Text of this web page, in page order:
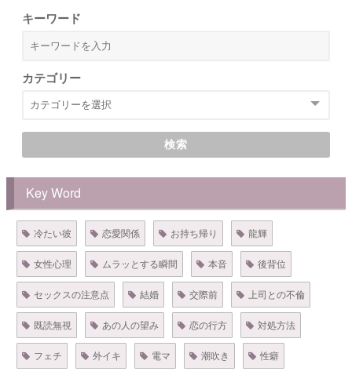
キーワード
カテゴリー
検索
Key Word
冷たい彼 恋愛関係 お持ち帰り 龍輝
女性心理 ムラッとする瞬間 本音 後背位
セックスの注意点 結婚 交際前 上司との不倫
既読無視 あの人の望み 恋の行方 対処方法
フェチ 外イキ 電マ 潮吹き 性癖